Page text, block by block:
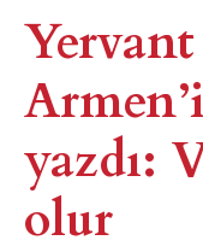
yazdı:
olur